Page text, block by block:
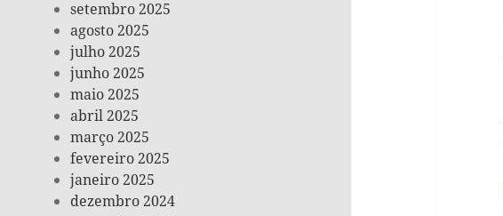
setembro 2025
agosto 2025
julho 2025
junho 2025
maio 2025
abril 2025
março 2025
fevereiro 2025
janeiro 2025
dezembro 2024